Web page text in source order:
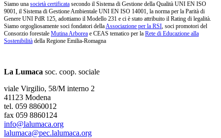
Siamo una società certificata secondo il Sistema di Gestione della Qualità UNI EN ISO
9001, il Sistema di Gestione Ambientale UNI EN ISO 14001, la norma per la Parità di
Genere UNI PdR 125, adottiamo il Modello 231 e ci è stato attribuito il Rating di legalità.
Siamo orgogliosamente soci fondatori dellaAssociazione per la RSI, soci promotori del
Consorzio forestale Mutina Arborea e CEAS tematico per la Rete di Educazione alla
Sostenibilità della Regione Emilia-Romagna
La Lumaca soc. coop. sociale
viale Virgilio, 58/M interno 2
41123 Modena
tel. 059 8860012
fax 059 8860124
info@lalumaca.org
lalumaca@pec.lalumaca.org